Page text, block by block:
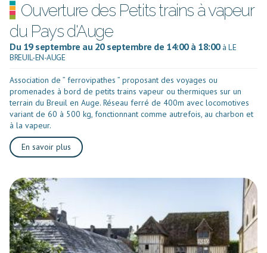
Ouverture des Petits trains à vapeur
du Pays d'Auge
Du 19 septembre au 20 septembre de 14:00 à 18:00 à LE
BREUIL-EN-AUGE
Association de ” ferrovipathes ” proposant des voyages ou
promenades à bord de petits trains vapeur ou thermiques sur un
terrain du Breuil en Auge. Réseau ferré de 400m avec locomotives
variant de 60 à 500 kg, fonctionnant comme autrefois, au charbon et
à la vapeur.
En savoir plus